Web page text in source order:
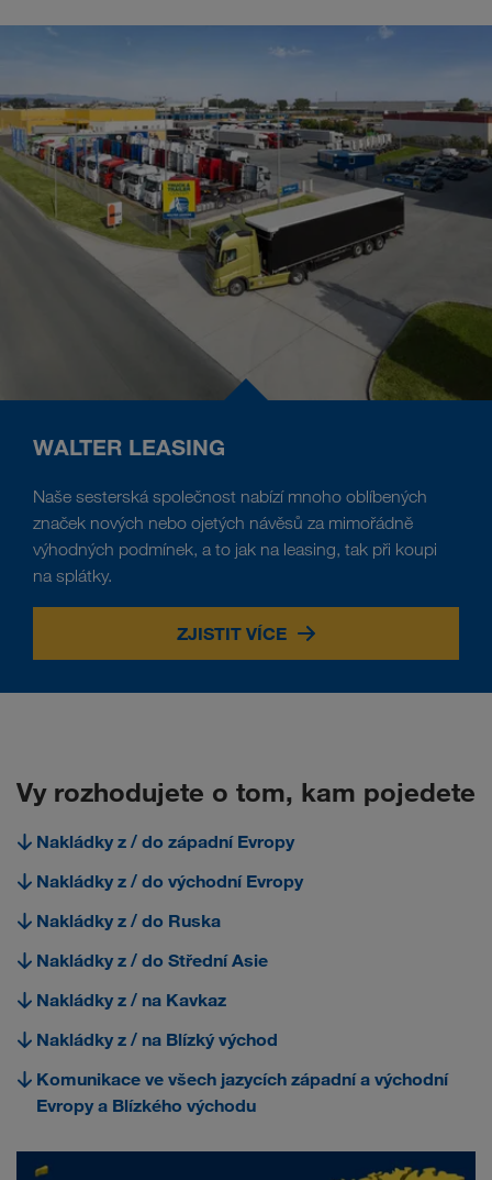
WALTER LEASING
Naše sesterská společnost nabízí mnoho oblíbených
značek nových nebo ojetých návěsů za mimořádně
výhodných podmínek, a to jak na leasing, tak při koupi
na splátky.
ZJISTIT VÍCE
Vy rozhodujete o tom, kam pojedete
Nakládky z / do západní Evropy
Nakládky z / do východní Evropy
Nakládky z / do Ruska
Nakládky z / do Střední Asie
Nakládky z / na Kavkaz
Nakládky z / na Blízký východ
Komunikace ve všech jazycích západní a východní
Evropy a Blízkého východu